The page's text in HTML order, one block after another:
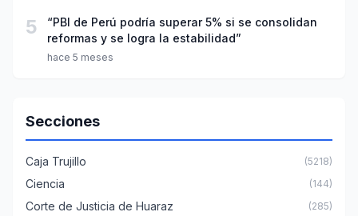
5
“PBI de Perú podría superar 5% si se consolidan
reformas y se logra la estabilidad”
hace 5 meses
Secciones
Caja Trujillo (5218)
Ciencia (144)
Corte de Justicia de Huaraz (285)